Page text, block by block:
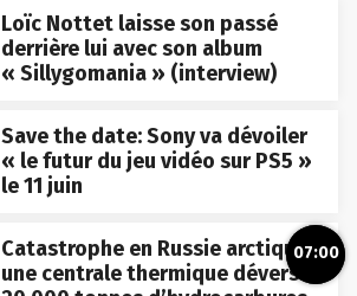
Loïc Nottet laisse son passé
derrière lui avec son album
« Sillygomania » (interview)
Save the date: Sony va dévoiler
« le futur du jeu vidéo sur PS5 »
le 11 juin
Catastrophe en Russie arctique:
une centrale thermique déverse
07:00